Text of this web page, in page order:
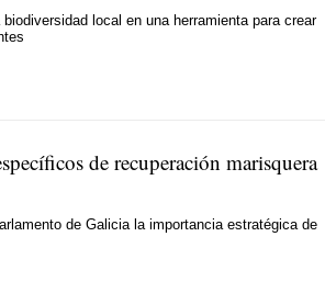
local en una herramienta para crear
de recuperación marisquera
de Galicia la importancia estratégica de